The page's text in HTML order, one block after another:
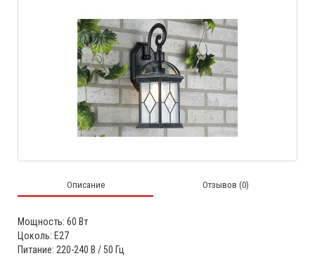
Описание Отзывов (0)
Мощность: 60 Вт
Цоколь: Е27
Питание: 220-240 В / 50 Гц